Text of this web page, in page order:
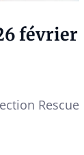
février
Rescue